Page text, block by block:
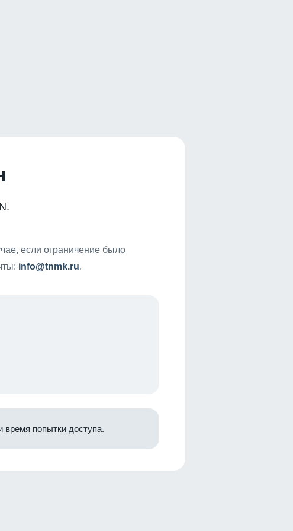
если ограничение было
info@tnmk.ru.
попытки доступа.